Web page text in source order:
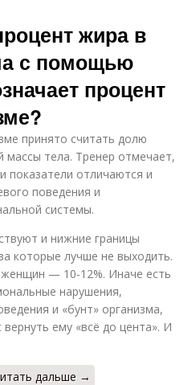
жира в
с помощью
процент
принято считать долю
тела. Тренер отмечает,
показатели отличаются и
поведения и
системы.
и нижние границы
которые лучше не выходить.
— 10-12%. Иначе есть
нарушения,
и «бунт» организма,
ему «всё до цента». И
дальше →